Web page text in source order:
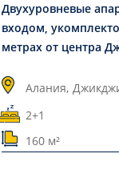
Двухуровневые
входом,
метрах от центра
Алания,
2+1
160 м²